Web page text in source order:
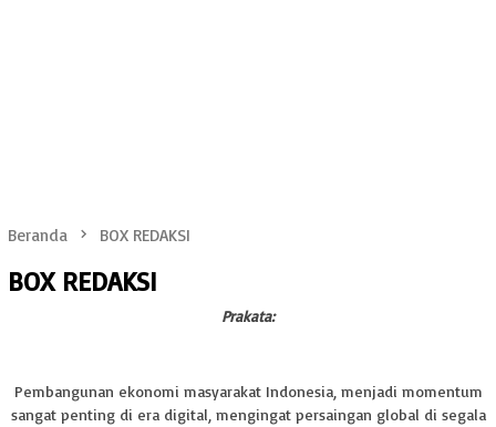
Beranda BOX REDAKSI
BOX REDAKSI
Prakata:
Pembangunan ekonomi masyarakat Indonesia, menjadi momentum
sangat penting di era digital, mengingat persaingan global di segala